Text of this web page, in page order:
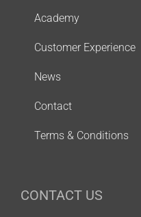
Academy
Customer Experience
News
Contact
Terms & Conditions
CONTACT US